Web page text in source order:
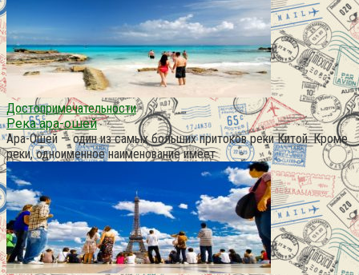
Достопримечательности
Река ара-ошей
Ара-Ошей — один из самых больших притоков реки Китой. Кроме
реки, одноименное наименование имеет